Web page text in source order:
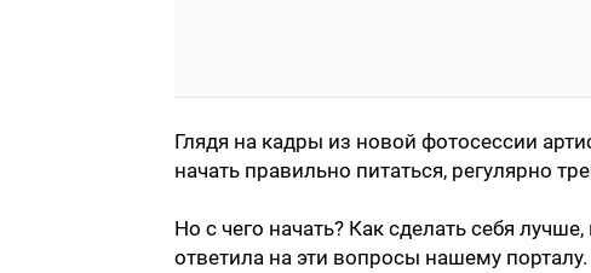
Глядя на кадры из новой фотосессии
начать правильно питаться, регулярно
Но с чего начать? Как сделать себя
ответила на эти вопросы нашему